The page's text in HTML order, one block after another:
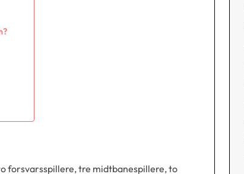
forsvarsspillere, tre midtbanespillere, to